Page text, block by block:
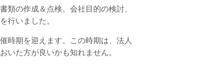
類の作成＆点検、会社目的の検討、
行いました。
時期を迎えます。この時期は、法人
いた方が良いかも知れません。